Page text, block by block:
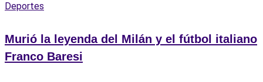
Deportes
Murió la leyenda del Milán y el fútbol italiano
Franco Baresi